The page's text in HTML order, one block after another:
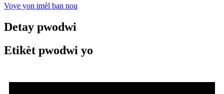
Voye yon imèl ban nou
Detay pwodwi
Etikèt pwodwi yo